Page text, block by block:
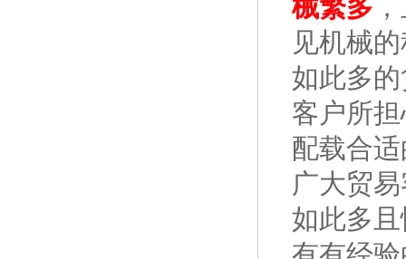
械繁多
见机械
如此多
客户所
配载合
广大贸
如此多